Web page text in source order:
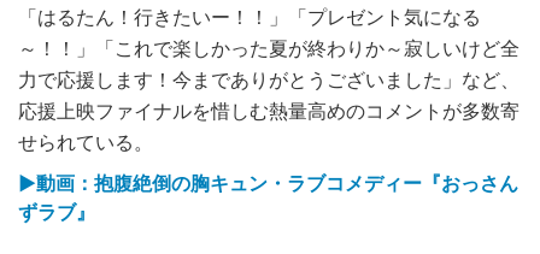
「はるたん！行きたいー！！」「プレゼント気になる
～！！」「これで楽しかった夏が終わりか～寂しいけど全
力で応援します！今までありがとうございました」など、
応援上映ファイナルを惜しむ熱量高めのコメントが多数寄
せられている。
▶動画：抱腹絶倒の胸キュン・ラブコメディー『おっさん
ずラブ』